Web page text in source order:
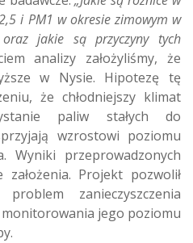
i PM1 w okresie zimowym w
jakie są przyczyny tych
analizy założyliśmy, że
w Nysie. Hipotezę tę
że chłodniejszy klimat
paliw stałych do
wzrostowi poziomu
Wyniki przeprowadzonych
założenia. Projekt pozwolił
zanieczyszczenia
jego poziomu